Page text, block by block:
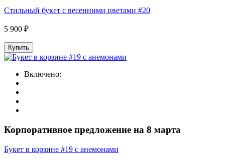
Стильный букет с весенними цветами #20
5 900 ₽
Купить
Включено:
Корпоративное предложение на 8 марта
Букет в корзине #19 c анемонами